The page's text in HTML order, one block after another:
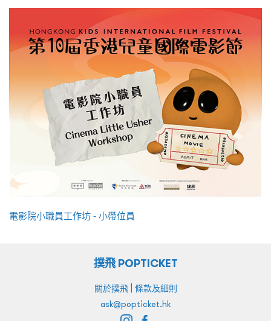
電影院小職員工作坊 - 小帶位員
撲飛 POPTICKET
關於撲飛| 條款及細則
ask@popticket.hk